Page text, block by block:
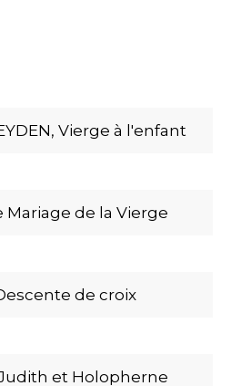
Vierge à l'enfant
Mariage de la Vierge
de croix
Judith et Holopherne